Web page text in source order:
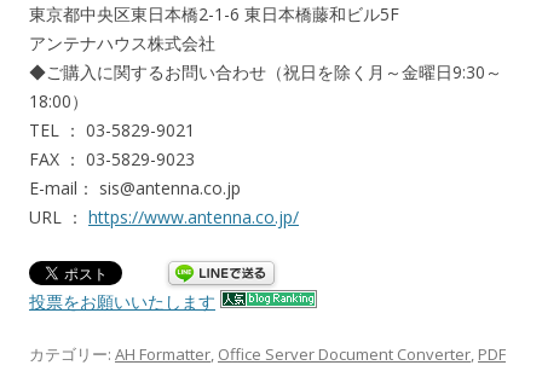
東京都中央区東日本橋2-1-6 東日本橋藤和ビル5F
アンテナハウス株式会社
◆ご購入に関するお問い合わせ（祝日を除く月～金曜日9:30～
18:00）
TEL ： 03-5829-9021
FAX ： 03-5829-9023
E-mail： sis@antenna.co.jp
URL ： https://www.antenna.co.jp/
投票をお願いいたします
カテゴリー: AH Formatter, Office Server Document Converter, PDF